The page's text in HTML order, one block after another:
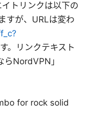
トリンクは以下の
すが、URLは変わ
。リンクテキスト
NordVPN」
for rock solid